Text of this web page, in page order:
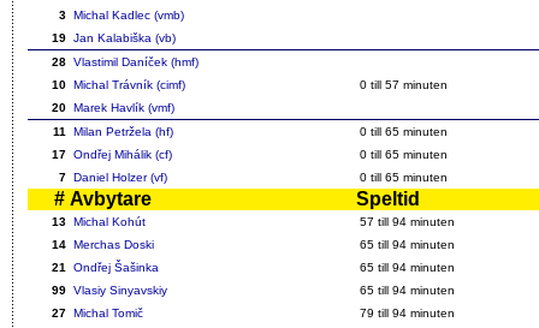
3 Michal Kadlec (vmb)
19 Jan Kalabiška (vb)
28 Vlastimil Daníček (hmf)
10 Michal Trávník (cimf) 0 till 57 minuten
20 Marek Havlík (vmf)
11
Milan Petržela (hf)
0 till 65 minuten
17 Ondřej Mihálik (cf) 0 till 65 minuten
7 Daniel Holzer (vf) 0 till 65 minuten
# Avbytare Speltid
13 Michal Kohút 57 till 94 minuten
14 Merchas Doski 65 till 94 minuten
21
Ondřej Šašinka 65 till 94 minuten
99 Vlasiy Sinyavskiy
65 till 94 minuten
27 Michal Tomič
79 till 94 minuten